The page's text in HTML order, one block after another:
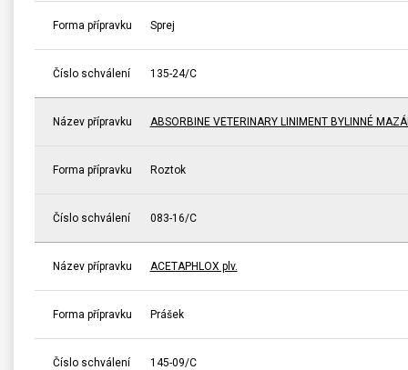
Forma přípravku Sprej
Číslo schválení 135-24/C
Název přípravku ABSORBINE VETERINARY LINIMENT BYLINNÉ
Forma přípravku Roztok
Číslo schválení 083-16/C
Název přípravku ACETAPHLOX plv.
Forma přípravku Prášek
Číslo schválení 145-09/C